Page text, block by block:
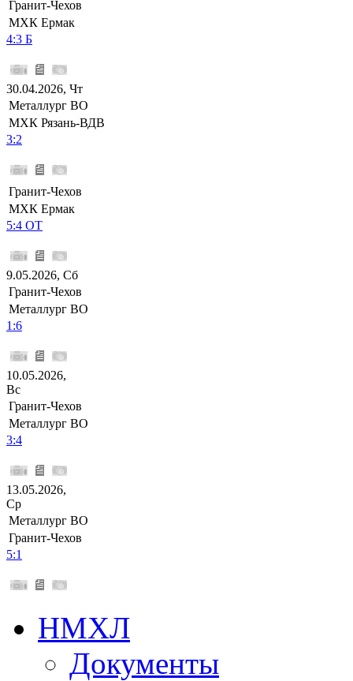
Гранит-Чехов
МХК Ермак
4:3 Б
30.04.2026, Чт
Металлург ВО
МХК Рязань-ВДВ
3:2
Гранит-Чехов
МХК Ермак
5:4 ОТ
9.05.2026, Сб
Гранит-Чехов
Металлург ВО
1:6
10.05.2026,
Вс
Гранит-Чехов
Металлург ВО
3:4
13.05.2026,
Ср
Металлург ВО
Гранит-Чехов
5:1
НМХЛ
Документы